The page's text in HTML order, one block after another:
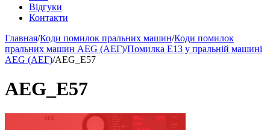
Відгуки
Контакти
Главная/Коди помилок пральних машин/Коди помилок
пральних машин AEG (АЕГ)/Помилка Е13 у пральній машині
AEG (АЕГ)/AEG_E57
AEG_E57